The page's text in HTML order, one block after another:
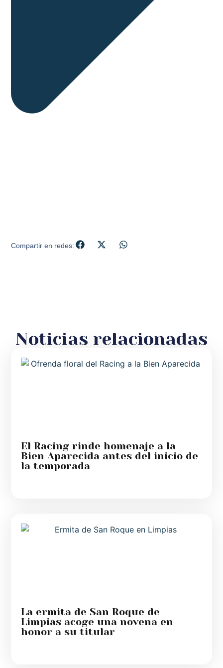
Compartir en redes:
Noticias relacionadas
El Racing rinde homenaje a la
Bien Aparecida antes del inicio de
la temporada
La ermita de San Roque de
Limpias acoge una novena en
honor a su titular